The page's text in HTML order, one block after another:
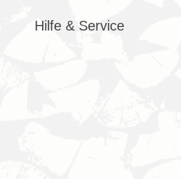
Hilfe & Service